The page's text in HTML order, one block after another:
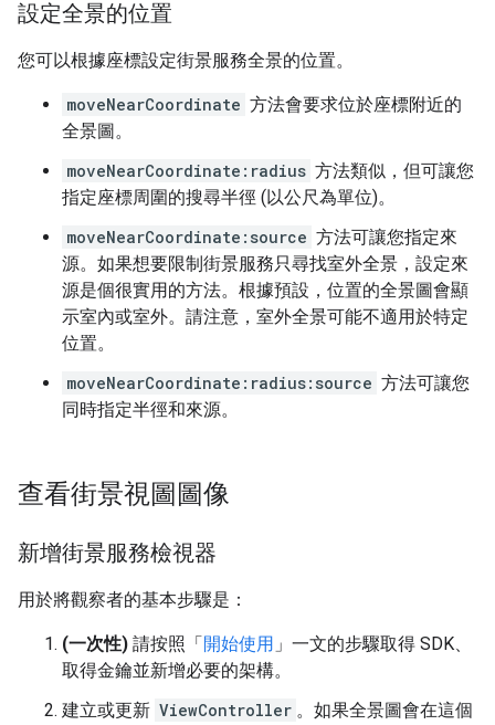
設定全景的位置
您可以根據座標設定街景服務全景的位置。
moveNearCoordinate 方法會要求位於座標附近的
全景圖。
moveNearCoordinate:radius 方法類似，但可讓您
指定座標周圍的搜尋半徑 (以公尺為單位)。
moveNearCoordinate:source 方法可讓您指定來
源。如果想要限制街景服務只尋找室外全景，設定來
源是個很實用的方法。根據預設，位置的全景圖會顯
示室內或室外。請注意，室外全景可能不適用於特定
位置。
moveNearCoordinate:radius:source 方法可讓您
同時指定半徑和來源。
查看街景視圖圖像
新增街景服務檢視器
用於將觀察者的基本步驟是：
(一次性) 請按照「 開始使用 」一文的步驟取得 SDK、
取得金鑰並新增必要的架構。
建立或更新 ViewController 。如果全景圖會在這個